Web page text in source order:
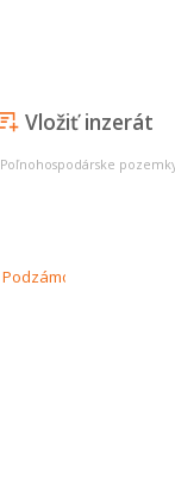
Vložiť inzerát
Poľnohospodárske